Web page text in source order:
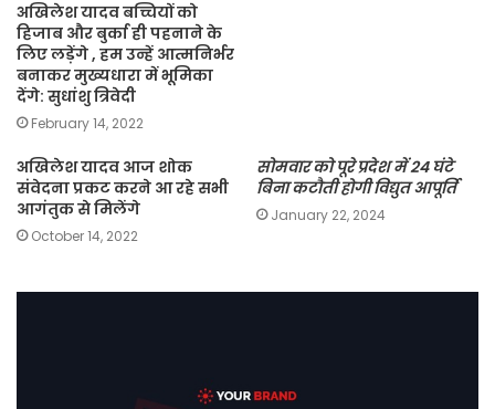
अखिलेश यादव बच्चियों को
हिजाब और बुर्का ही पहनाने के
लिए लड़ेंगे , हम उन्हें आत्मनिर्भर
बनाकर मुख्यधारा में भूमिका
देंगे: सुधांशु त्रिवेदी
February 14, 2022
अखिलेश यादव आज शोक
संवेदना प्रकट करने आ रहे सभी
आगंतुक से मिलेंगे
October 14, 2022
सोमवार को पूरे प्रदेश में 24 घंटे
बिना कटौती होगी विद्युत आपूर्ति
January 22, 2024